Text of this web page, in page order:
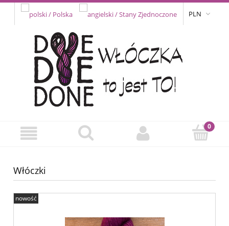
PLN
Włóczki
nowość